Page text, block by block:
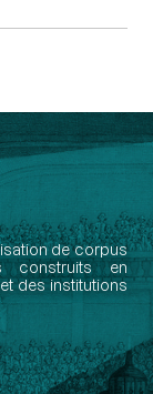
de corpus
construits en
des institutions